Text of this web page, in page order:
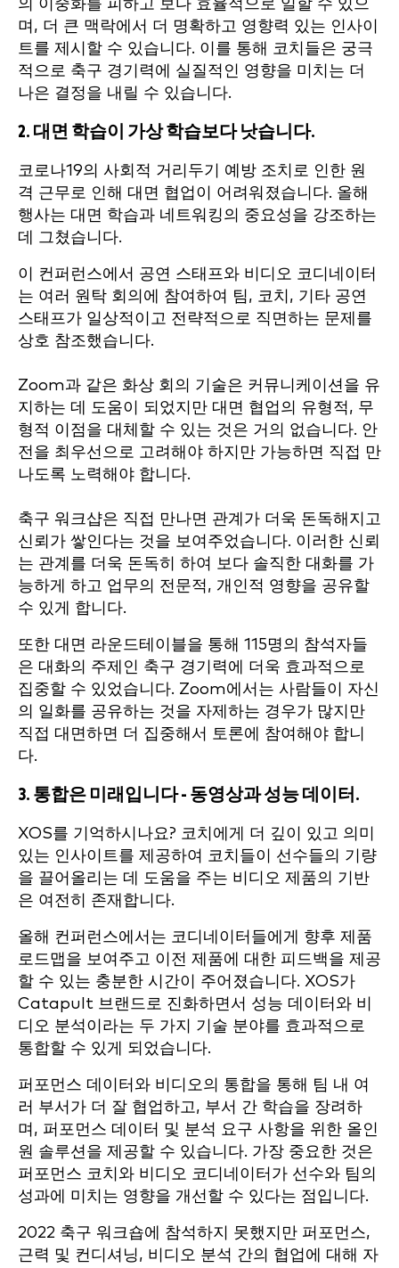
의 이중화를 피하고 보다 효율적으로 일할 수 있으
며, 더 큰 맥락에서 더 명확하고 영향력 있는 인사이
트를 제시할 수 있습니다. 이를 통해 코치들은 궁극
적으로 축구 경기력에 실질적인 영향을 미치는 더
나은 결정을 내릴 수 있습니다.
2. 대면 학습이 가상 학습보다 낫습니다.
코로나19의 사회적 거리두기 예방 조치로 인한 원
격 근무로 인해 대면 협업이 어려워졌습니다. 올해
행사는 대면 학습과 네트워킹의 중요성을 강조하는
데 그쳤습니다.
이 컨퍼런스에서 공연 스태프와 비디오 코디네이터
는 여러 원탁 회의에 참여하여 팀, 코치, 기타 공연
스태프가 일상적이고 전략적으로 직면하는 문제를
상호 참조했습니다.
Zoom과 같은 화상 회의 기술은 커뮤니케이션을 유
지하는 데 도움이 되었지만 대면 협업의 유형적, 무
형적 이점을 대체할 수 있는 것은 거의 없습니다. 안
전을 최우선으로 고려해야 하지만 가능하면 직접 만
나도록 노력해야 합니다.
축구 워크샵은 직접 만나면 관계가 더욱 돈독해지고
신뢰가 쌓인다는 것을 보여주었습니다. 이러한 신뢰
는 관계를 더욱 돈독히 하여 보다 솔직한 대화를 가
능하게 하고 업무의 전문적, 개인적 영향을 공유할
수 있게 합니다.
또한 대면 라운드테이블을 통해 115명의 참석자들
은 대화의 주제인 축구 경기력에 더욱 효과적으로
집중할 수 있었습니다. Zoom에서는 사람들이 자신
의 일화를 공유하는 것을 자제하는 경우가 많지만
직접 대면하면 더 집중해서 토론에 참여해야 합니
다.
3. 통합은 미래입니다 - 동영상과 성능 데이터.
XOS를 기억하시나요? 코치에게 더 깊이 있고 의미
있는 인사이트를 제공하여 코치들이 선수들의 기량
을 끌어올리는 데 도움을 주는 비디오 제품의 기반
은 여전히 존재합니다.
올해 컨퍼런스에서는 코디네이터들에게 향후 제품
로드맵을 보여주고 이전 제품에 대한 피드백을 제공
할 수 있는 충분한 시간이 주어졌습니다. XOS가
Catapult 브랜드로 진화하면서 성능 데이터와 비
디오 분석이라는 두 가지 기술 분야를 효과적으로
통합할 수 있게 되었습니다.
퍼포먼스 데이터와 비디오의 통합을 통해 팀 내 여
러 부서가 더 잘 협업하고, 부서 간 학습을 장려하
며, 퍼포먼스 데이터 및 분석 요구 사항을 위한 올인
원 솔루션을 제공할 수 있습니다. 가장 중요한 것은
퍼포먼스 코치와 비디오 코디네이터가 선수와 팀의
성과에 미치는 영향을 개선할 수 있다는 점입니다.
2022 축구 워크숍에 참석하지 못했지만 퍼포먼스,
근력 및 컨디셔닝, 비디오 분석 간의 협업에 대해 자